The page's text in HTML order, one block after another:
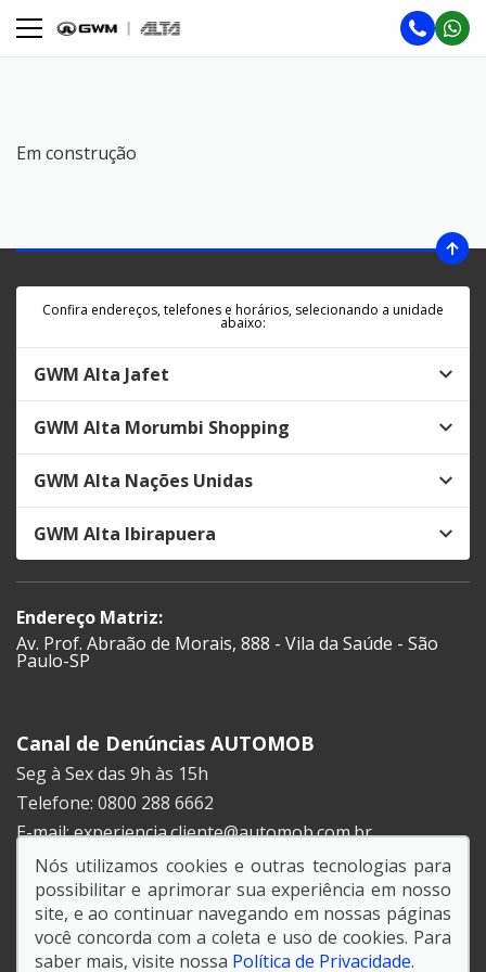
Em construção
Confira endereços, telefones e horários, selecionando a unidade
abaixo:
GWM Alta Jafet
GWM Alta Morumbi Shopping
GWM Alta Nações Unidas
GWM Alta Ibirapuera
Endereço Matriz:
Av. Prof. Abraão de Morais, 888 - Vila da Saúde - São
Paulo-SP
Canal de Denúncias AUTOMOB
Seg à Sex das 9h às 15h
Telefone: 0800 288 6662
E-mail:experiencia.cliente@automob.com.br
SIGA-NOS:
Nós utilizamos cookies e outras tecnologias para
possibilitar e aprimorar sua experiência em nosso
site, e ao continuar navegando em nossas páginas
você concorda com a coleta e uso de cookies. Para
saber mais, visite nossa Política de Privacidade.